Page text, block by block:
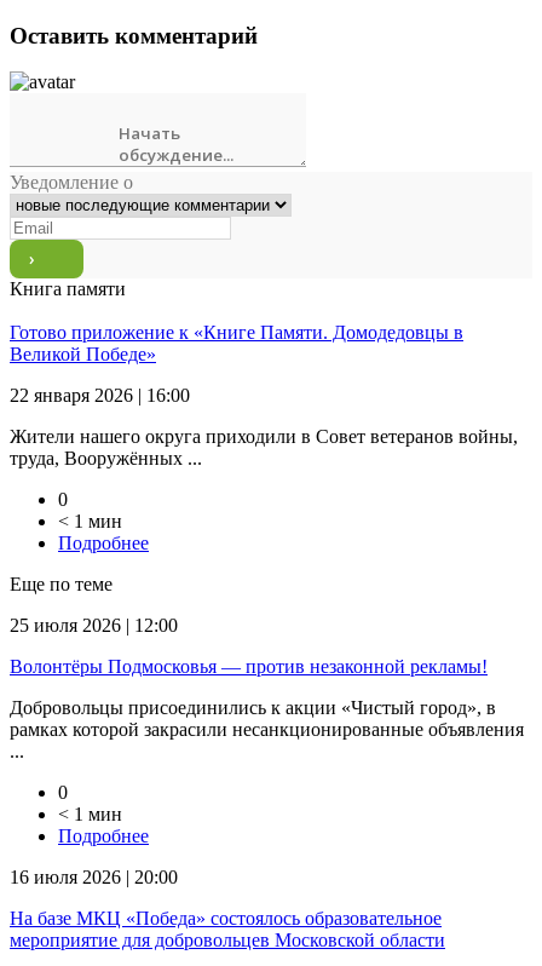
Оставить комментарий
Уведомление о
Книга памяти
Готово приложение к «Книге Памяти. Домодедовцы в
Великой Победе»
22 января 2026 | 16:00
Жители нашего округа приходили в Совет ветеранов войны,
труда, Вооружённых ...
0
< 1 мин
Подробнее
Еще по теме
25 июля 2026 | 12:00
Волонтёры Подмосковья — против незаконной рекламы!
Добровольцы присоединились к акции «Чистый город», в
рамках которой закрасили несанкционированные объявления
...
0
< 1 мин
Подробнее
16 июля 2026 | 20:00
На базе МКЦ «Победа» состоялось образовательное
мероприятие для добровольцев Московской области